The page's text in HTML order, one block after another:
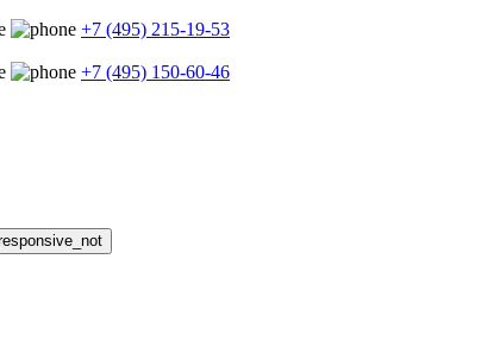
+7 (495) 215-19-53
+7 (495) 150-60-46